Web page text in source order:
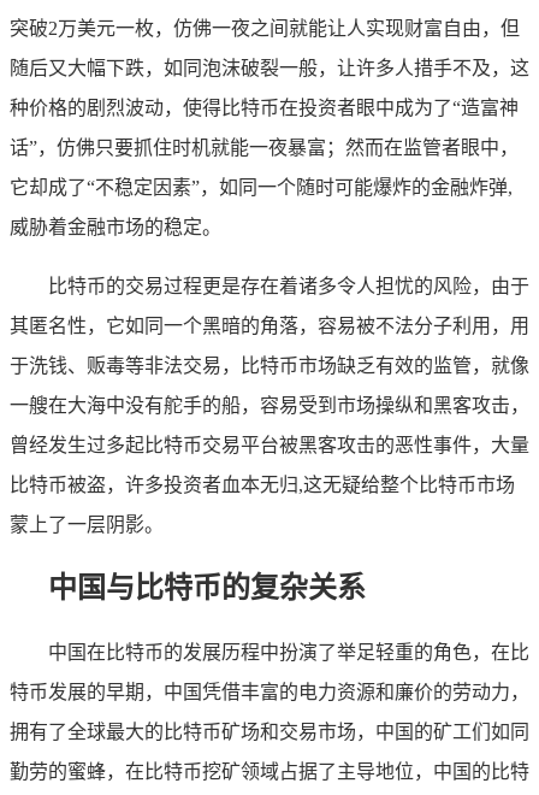
突破2万美元一枚，仿佛一夜之间就能让人实现财富自由，但
随后又大幅下跌，如同泡沫破裂一般，让许多人措手不及，这
种价格的剧烈波动，使得比特币在投资者眼中成为了“造富神
话”，仿佛只要抓住时机就能一夜暴富；然而在监管者眼中，
它却成了“不稳定因素”，如同一个随时可能爆炸的金融炸弹,
威胁着金融市场的稳定。
比特币的交易过程更是存在着诸多令人担忧的风险，由于
其匿名性，它如同一个黑暗的角落，容易被不法分子利用，用
于洗钱、贩毒等非法交易，比特币市场缺乏有效的监管，就像
一艘在大海中没有舵手的船，容易受到市场操纵和黑客攻击，
曾经发生过多起比特币交易平台被黑客攻击的恶性事件，大量
比特币被盗，许多投资者血本无归,这无疑给整个比特币市场
蒙上了一层阴影。
中国与比特币的复杂关系
中国在比特币的发展历程中扮演了举足轻重的角色，在比
特币发展的早期，中国凭借丰富的电力资源和廉价的劳动力，
拥有了全球最大的比特币矿场和交易市场，中国的矿工们如同
勤劳的蜜蜂，在比特币挖矿领域占据了主导地位，中国的比特